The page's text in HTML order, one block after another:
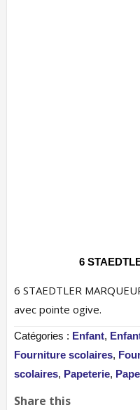
6
6 STAEDTLER
avec pointe ogive.
Catégories : Enfant,
Fourniture scolaires,
scolaires, Papeterie,
Share this